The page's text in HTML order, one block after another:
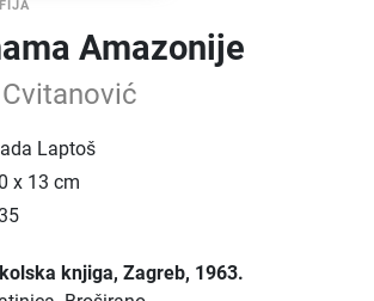
Amazonije
Laptoš
x 13 cm
knjiga, Zagreb, 1963.